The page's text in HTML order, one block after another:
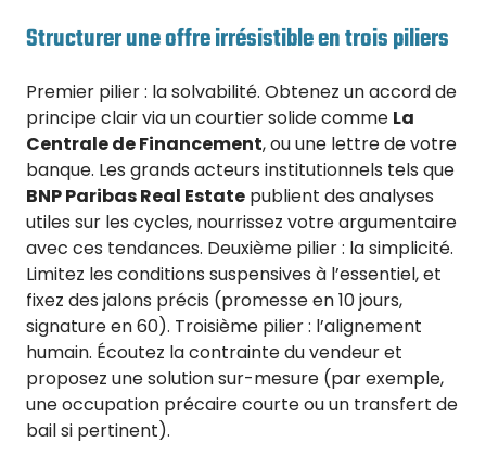
Structurer une offre irrésistible en trois piliers
Premier pilier : la solvabilité. Obtenez un accord de
principe clair via un courtier solide comme La
Centrale de Financement, ou une lettre de votre
banque. Les grands acteurs institutionnels tels que
BNP Paribas Real Estate publient des analyses
utiles sur les cycles, nourrissez votre argumentaire
avec ces tendances. Deuxième pilier : la simplicité.
Limitez les conditions suspensives à l’essentiel, et
fixez des jalons précis (promesse en 10 jours,
signature en 60). Troisième pilier : l’alignement
humain. Écoutez la contrainte du vendeur et
proposez une solution sur-mesure (par exemple,
une occupation précaire courte ou un transfert de
bail si pertinent).